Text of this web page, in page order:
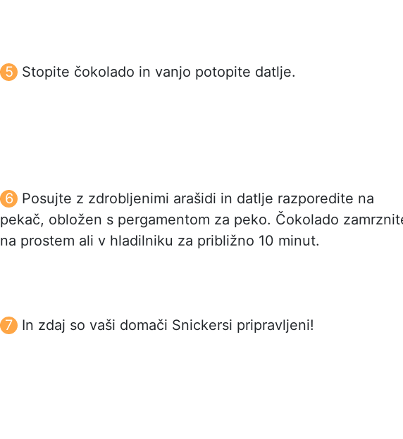
Stopite čokolado in vanjo potopite datlje.
Posujte z zdrobljenimi arašidi in datlje razporedite na
pekač, obložen s pergamentom za peko. Čokolado
na prostem ali v hladilniku za približno 10 minut.
In zdaj so vaši domači Snickersi pripravljeni!